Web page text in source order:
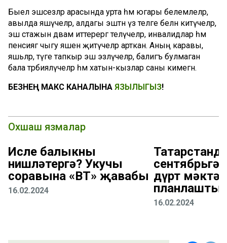
Быел эшсезләр арасында урта һәм югары белемлеләр,
авылда яшәүчеләр, алдагы эштән үз теләге белән китүчеләр,
эш стажын дәвам иттерергә теләүчеләр, инвалидлар һәм
пенсиягә чыгу яшенә җитүчеләр арткан. Аның каравы,
яшьләр, тәүге тапкыр эш эзләүчеләр, балигъ булмаган
бала тәрбияләүчеләр һәм хатын-кызлар саны кимегән.
БЕЗНЕҢ МАКС КАНАЛЫНА ЯЗЫЛЫГЫЗ!
Охшаш язмалар
Исле балыкны
нишләтергә? Укучы
соравына «ВТ» җавабы
16.02.2024
сентябрьгә
дүрт
16.02.2024